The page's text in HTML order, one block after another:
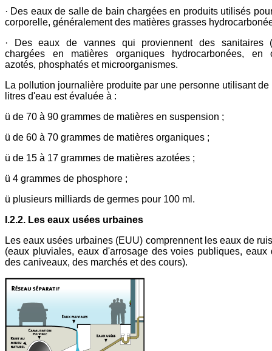
· Des eaux de salle de bain chargées en produits utilisés
corporelle, généralement des matières grasses
· Des eaux de vannes qui proviennent des sanitaires
chargées en matières organiques hydrocarbonées, en
azotés, phosphatés et microorganismes.
La pollution journalière produite par une personne utilisant de
litres d'eau est évaluée à :
ü de 70 à 90 grammes de matières en suspension ;
ü de 60 à 70 grammes de matières organiques ;
ü de 15 à 17 grammes de matières azotées ;
ü 4 grammes de phosphore ;
ü plusieurs milliards de germes pour 100 ml.
I.2.2. Les eaux usées urbaines
Les eaux usées urbaines (EUU) comprennent les eaux de
(eaux pluviales, eaux d'arrosage des voies publiques, eaux
des caniveaux, des marchés et des cours).